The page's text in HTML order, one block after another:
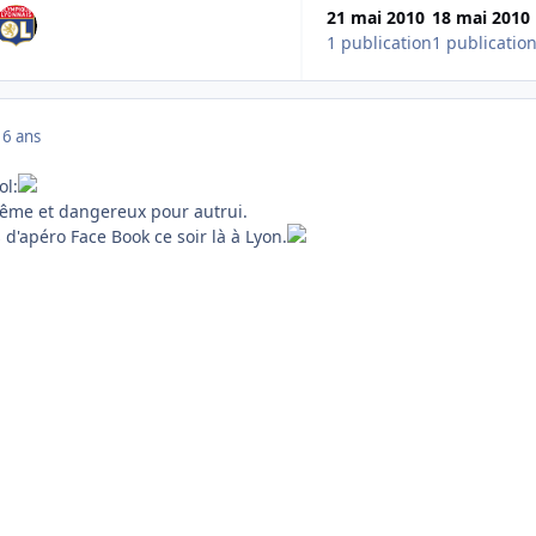
21 mai 2010
1 publication
18 mai 2010
1 publication
ans
et dangereux pour autrui.
Face Book ce soir là à Lyon.